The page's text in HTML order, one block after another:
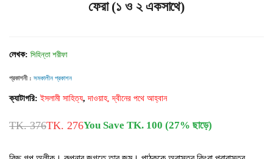
ফেরা (১ ও ২ একসাথে)
লেখক: সিহিন্তা শরীফা
প্রকাশনী : সমকালীন প্রকাশন
ক্যাটাগরি: ইসলামী সাহিত্য,দাওয়াহ, দ্বীনের পথে আহ্বান
TK. 376TK. 276You Save TK. 100 (27% ছাড়ে)